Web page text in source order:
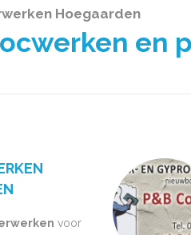
Hoegaarden
en
voor